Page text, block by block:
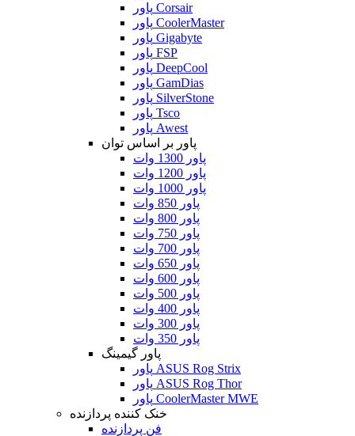
پاور Corsair
پاور CoolerMaster
پاور Gigabyte
پاور FSP
پاور DeepCool
پاور GamDias
پاور SilverStone
پاور Tsco
پاور Awest
پاور بر اساس توان
پاور 1300 وات
پاور 1200 وات
پاور 1000 وات
پاور 850 وات
پاور 800 وات
پاور 750 وات
پاور 700 وات
پاور 650 وات
پاور 600 وات
پاور 500 وات
پاور 400 وات
پاور 300 وات
پاور 350 وات
پاور گیمینگ
پاور ASUS Rog Strix
پاور ASUS Rog Thor
پاور CoolerMaster MWE
خنک کننده پردازنده
فن پردازنده